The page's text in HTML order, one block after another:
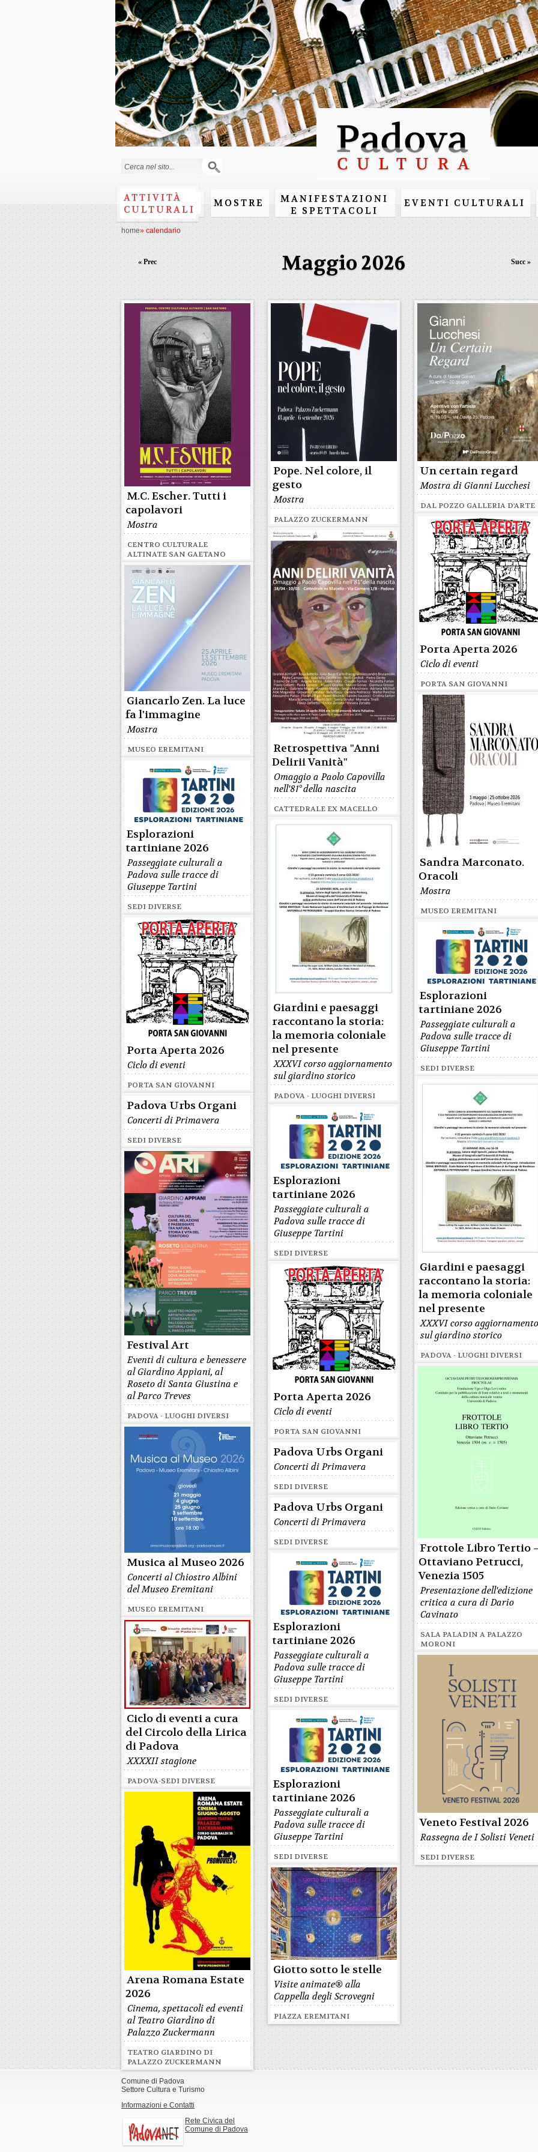
Salta al
contenuto
principale
Form di ricerca
ATTIVITÀ
CULTURALI
MOSTRE
MANIFESTAZIONI
E SPETTACOLI
EVENTI CULTURALI
home» calendario
Maggio 2026
« Prec Succ »
M.C. Escher. Tutti i
capolavori
Mostra
CENTRO CULTURALE
ALTINATE SAN GAETANO
Pope. Nel colore, il
gesto
Mostra
PALAZZO ZUCKERMANN
Un certain regard
Mostra di Gianni Lucchesi
DAL POZZO GALLERIA D'ARTE
Porta Aperta 2026
Ciclo di eventi
PORTA SAN GIOVANNI
Retrospettiva "Anni
Delirii Vanità"
Omaggio a Paolo Capovilla
nell'81° della nascita
CATTEDRALE EX MACELLO
Giancarlo Zen. La luce
fa l'immagine
Mostra
MUSEO EREMITANI
Sandra Marconato.
Oracoli
Mostra
MUSEO EREMITANI
Esplorazioni
tartiniane 2026
Passeggiate culturali a
Padova sulle tracce di
Giuseppe Tartini
SEDI DIVERSE
Giardini e paesaggi
raccontano la storia:
la memoria coloniale
nel presente
XXXVI corso aggiornamento
sul giardino storico
PADOVA - LUOGHI DIVERSI
Porta Aperta 2026
Ciclo di eventi
PORTA SAN GIOVANNI
Esplorazioni
tartiniane 2026
Passeggiate culturali a
Padova sulle tracce di
Giuseppe Tartini
SEDI DIVERSE
Giardini e paesaggi
raccontano la storia:
la memoria coloniale
nel presente
XXXVI corso
sul giardino storico
PADOVA - LUOGHI DIVERSI
Padova Urbs Organi
Concerti di Primavera
SEDI DIVERSE
Esplorazioni
tartiniane 2026
Passeggiate culturali a
Padova sulle tracce di
Giuseppe Tartini
SEDI DIVERSE
Festival Art
Eventi di cultura e benessere
al Giardino Appiani, al
Roseto di Santa Giustina e
al Parco Treves
PADOVA - LUOGHI DIVERSI
Porta Aperta 2026
Ciclo di eventi
PORTA SAN GIOVANNI
Frottole Libro Tertio
Ottaviano Petrucci,
Venezia 1505
Presentazione dell'edizione
critica a cura di Dario
Cavinato
SALA PALADIN A PALAZZO
MORONI
Musica al Museo 2026
Concerti al Chiostro Albini
del Museo Eremitani
MUSEO EREMITANI
Padova Urbs Organi
Concerti di Primavera
SEDI DIVERSE
Padova Urbs Organi
Concerti di Primavera
SEDI DIVERSE
Esplorazioni
tartiniane 2026
Passeggiate culturali a
Padova sulle tracce di
Giuseppe Tartini
SEDI DIVERSE
Ciclo di eventi a cura
del Circolo della Lirica
di Padova
XXXXII stagione
PADOVA-SEDI DIVERSE
Veneto Festival 2026
Rassegna de I Solisti Veneti
SEDI DIVERSE
Esplorazioni
tartiniane 2026
Passeggiate culturali a
Padova sulle tracce di
Giuseppe Tartini
SEDI DIVERSE
Arena Romana Estate
2026
Cinema, spettacoli ed eventi
al Teatro Giardino di
Palazzo Zuckermann
TEATRO GIARDINO DI
PALAZZO ZUCKERMANN
Giotto sotto le stelle
Visite animate® alla
Cappella degli Scrovegni
PIAZZA EREMITANI
Comune di Padova
Settore Cultura e Turismo
Informazioni e Contatti
Rete Civica del
Comune di Padova